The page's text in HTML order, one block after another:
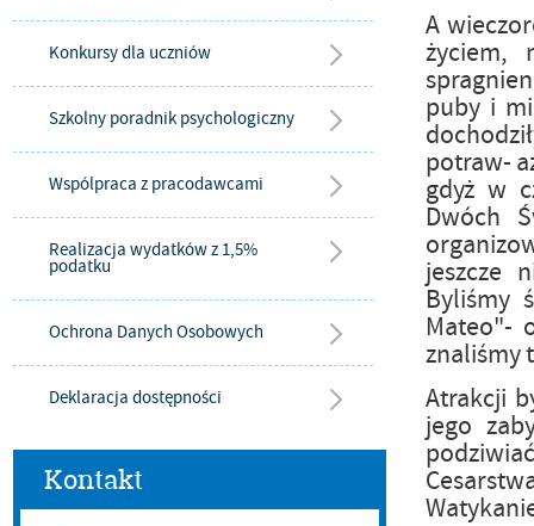
Konkursy dla uczniów
Szkolny poradnik psychologiczny
Wspólpraca z pracodawcami
Realizacja wydatków z 1,5%
podatku
Ochrona Danych Osobowych
Deklaracja dostępności
Kontakt
A
życiem,
puby i
potraw-
gdyż w
Dwóch
jeszcze
Byliśmy
Mateo"-
znaliśmy
Atrakcji
jego